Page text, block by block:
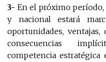
3- En el próximo
y nacional estará
oportunidades,
consecuencias
competencia estratégica